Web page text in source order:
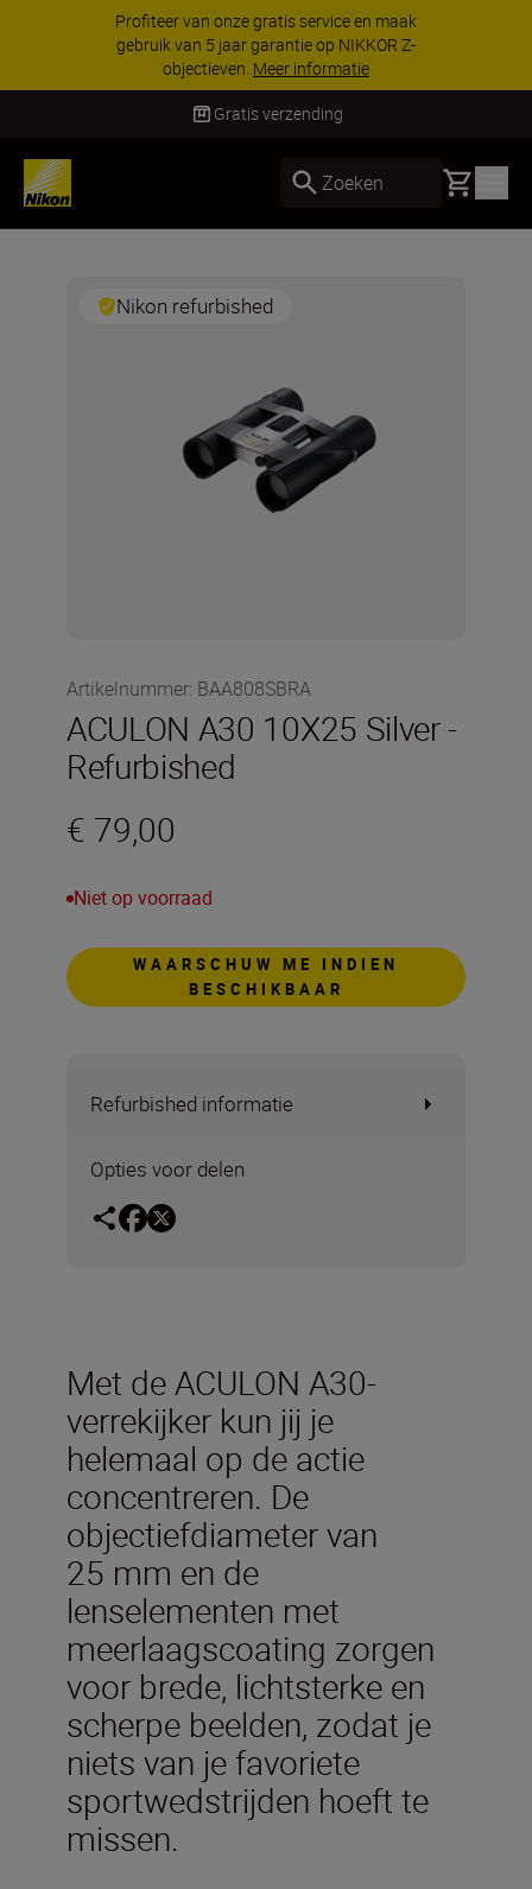
Profiteer van onze gratis service en maak
gebruik van 5 jaar garantie op NIKKOR Z-
objectieven. Meer informatie
Gratis verzending
Zoeken Basket
Nikon refurbished
Artikelnummer: BAA808SBRA
ACULON A30 10X25 Silver -
Refurbished
€ 79,00
Niet op voorraad
WAARSCHUW ME INDIEN
BESCHIKBAAR
Refurbished informatie
Opties voor delen
Met de ACULON A30-
verrekijker kun jij je
helemaal op de actie
concentreren. De
objectiefdiameter van
25 mm en de
lenselementen met
meerlaagscoating zorgen
voor brede, lichtsterke en
scherpe beelden, zodat je
niets van je favoriete
sportwedstrijden hoeft te
missen.